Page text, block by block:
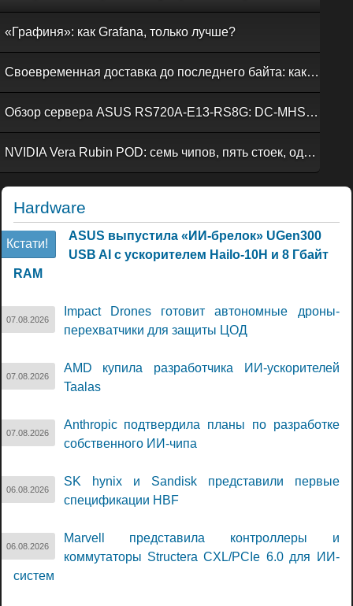
«Графиня»: как Grafana, только лучше?
Своевременная доставка до последнего байта: как российская сеть Curator CDN совмещает скорость, безопасность и гибкость управления
Обзор сервера ASUS RS720A-E13-RS8G: DC-MHS во всей красе
NVIDIA Vera Rubin POD: семь чипов, пять стоек, один ИИ-суперкомпьютер
Hardware
Кстати!
ASUS выпустила «ИИ-брелок» UGen300
USB AI с ускорителем Hailo-10H и 8 Гбайт
RAM
07.08.2026
Impact Drones готовит автономные дроны-
перехватчики для защиты ЦОД
07.08.2026
AMD купила разработчика ИИ-ускорителей
Taalas
07.08.2026
Anthropic подтвердила планы по разработке
собственного ИИ-чипа
06.08.2026
SK hynix и Sandisk представили первые
спецификации HBF
06.08.2026
Marvell представила контроллеры и
коммутаторы Structera CXL/PCIe 6.0 для ИИ-
систем